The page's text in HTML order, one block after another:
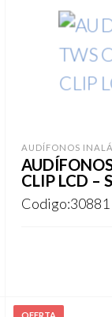
AUDÍFONOS
CLIP LCD –
Codigo:30881